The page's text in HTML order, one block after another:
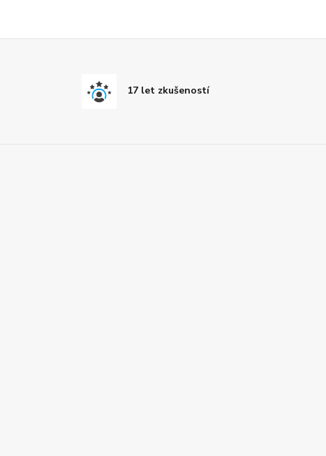
17 let zkušeností